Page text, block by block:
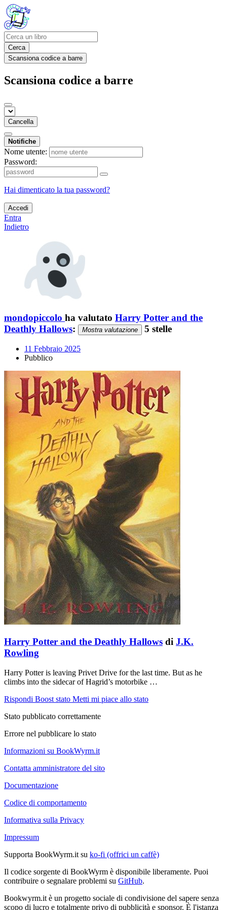
Cerca
Scansiona codice a barre
Scansiona codice a barre
Cancella
Notifiche
Nome utente:
Password:
Hai dimenticato la tua password?
Accedi
Entra
Indietro
mondopiccolo ha valutato Harry Potter and the
Deathly Hallows: Mostra valutazione 5 stelle
11 Febbraio 2025
Pubblico
Harry Potter and the Deathly Hallows di J.K.
Rowling
Harry Potter is leaving Privet Drive for the last time. But as he
climbs into the sidecar of Hagrid’s motorbike …
Rispondi Boost stato Metti mi piace allo stato
Stato pubblicato correttamente
Errore nel pubblicare lo stato
Informazioni su BookWyrm.it
Contatta amministratore del sito
Documentazione
Codice di comportamento
Informativa sulla Privacy
Impressum
Supporta BookWyrm.it su ko-fi (offrici un caffè)
Il codice sorgente di BookWyrm è disponibile liberamente. Puoi
contribuire o segnalare problemi su GitHub.
Bookwyrm.it è un progetto sociale di condivisione del sapere senza
scopo di lucro e totalmente privo di pubblicità e sponsor. È l'istanza